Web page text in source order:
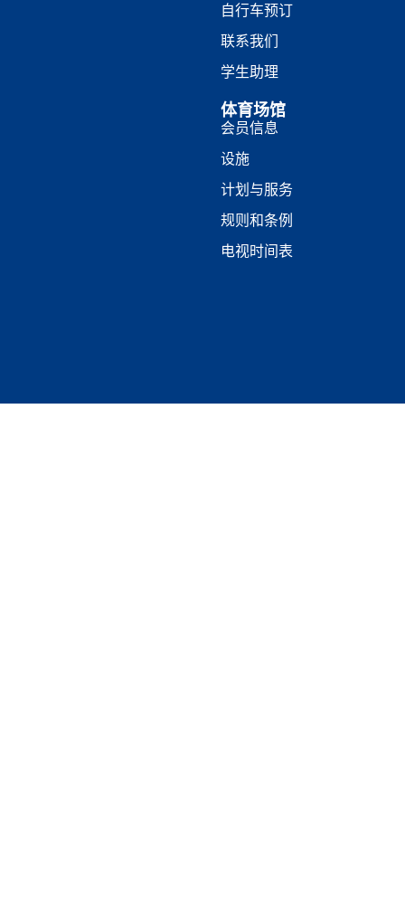
自行车预订
联系我们
学生助理
体育场馆
会员信息
设施
计划与服务
规则和条例
电视时间表